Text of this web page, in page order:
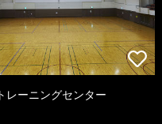
レーニングセンター